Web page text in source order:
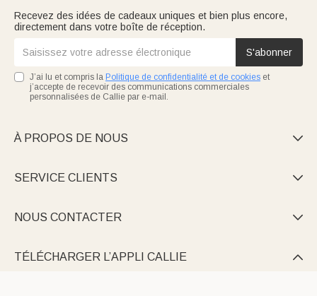
Recevez des idées de cadeaux uniques et bien plus encore,
directement dans votre boîte de réception.
S'abonner
J’ai lu et compris la Politique de confidentialité et de cookies et
j’accepte de recevoir des communications commerciales
personnalisées de Callie par e-mail.
À PROPOS DE NOUS 
SERVICE CLIENTS 
NOUS CONTACTER 
TÉLÉCHARGER L’APPLI CALLIE 